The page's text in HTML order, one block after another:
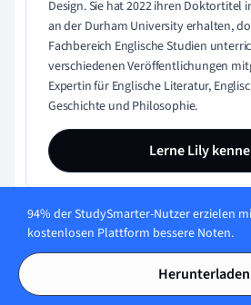
Design. Sie hat 2022 ihren Doktortitel
an der Durham University erhalten,
Fachbereich Englische Studien
verschiedenen Veröffentlichungen
Expertin für Englische Literatur,
Geschichte und Philosophie.
Lerne Lily
Inhaltliche Qualität geprüft von:
94% der StudySmarter-Nutzer erzielen
kostenlosen Plattform bessere Noten.
Herunterladen